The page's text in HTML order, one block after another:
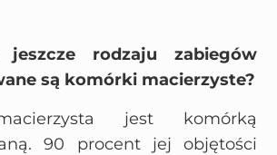
rodzaju zabiegów
są komórki macierzyste?
jest komórką
90 procent jej objętości